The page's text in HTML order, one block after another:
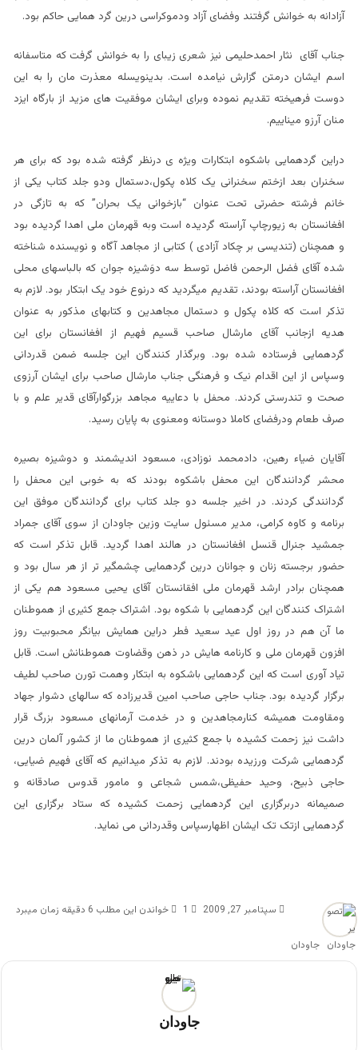
آزادانه به خوانش گرفتند وفضای آزاد ودموکراسی درین گرد همایی حاکم بود.
جناب آقای نثار احمدحلیمی نیز شعری زیبای را به خوانش گرفت که متاسفانه
اسم ایشان درمتن گزارش نیامده است. بدینویسله معذرت مان را به این
دوست فرهیخته تقدیم نموده وبرای ایشان موفقیت های مزید از بارگاه ایزد
منان آرزو میناییم.
دراین گردهمایی باشکوه ابتکارات ویژه ی درنظر گرفته شده بود که برای هر
سخنران بعد ازختم سخنرانی یک کلاه پکول،دستمال ودو جلد کتاب یکی از
خانم فرشته حضرتی تحت عنوان “بازخوانی یک بحران” که به تازگی در
افغانستان به زیورچاپ آراسته گردیده است وبه قهرمان ملی اهدا گردیده بود
و همچنان (تندیسی بر چکاد آزادی ) کتابی از مجاهد آگاه و نویسنده شناخته
شده آقای فضل الرحمن فاضل توسط سه دوَشیزه جوان که بالباسهای محلی
افغانستان آراسته بودند، تقدیم میگردید که درنوع خود یک ابتکار بود. لازم به
تذکر است که کلاه پکول و دستمال مجاهدین و کتابهای مذکور به عنوان
هدیه ازجانب آقای مارشال صاحب قسیم فهیم از افغانستان برای این
گردهمایی فرستاده شده بود. وبرگذار کنندگان این جلسه ضمن قدردانی
وسپاس از این اقدام نیک و فرهنگی جناب مارشال صاحب برای ایشان آرزوی
صحت و تندرستی کردند. محفل با دعاییه مجاهد بزرگوارآقای قدیر علم و با
صرف طعام ودرفضای کاملا دوستانه ومعنوی به پایان رسید.
آقایان ضیاء رهین، دادمحمد نوزادی، مسعود اندیشمند و دوشیزه بصیره
محشر گردانندگان این محفل باشکوه بودند که به خوبی این محفل را
گردانندگی کردند. در اخیر جلسه دو جلد کتاب برای گردانندگان موفق این
برنامه و کاوه کرامی، مدیر مسئول سایت وزین جاودان از سوی آقای جمراد
جمشید جنرال قنسل افغانستان در هالند اهدا گردید. قابل تذکر است که
حضور برجسته زنان و جوانان درین گردهمایی چشمگیر تر از هر سال بود و
همچنان برادر ارشد قهرمان ملی افقانستان آقای یحیی مسعود هم یکی از
اشتراک کنندگان این گردهمایی با شکوه بود. اشتراک جمع کثیری از هموطنان
ما آن هم در روز اول عید سعید فطر دراین همایش بیانگر محبوبیت روز
افزون قهرمان ملی و کارنامه هایش در ذهن وقضاوت هموطنانش است. قابل
تیاد آوری است که این گردهمایی باشکوه به ابتکار وهمت تورن صاحب لطیف
برگزار گردیده بود. جناب حاجی صاحب امین قدیرزاده که سالهای دشوار جهاد
ومقاومت همیشه کنارمجاهدین و در خدمت آرمانهای مسعود بزرگ قرار
داشت نیز زحمت کشیده با جمع کثیری از هموطنان ما از کشور آلمان درین
گردهمایی شرکت ورزیده بودند. لازم به تذکر میدانیم که آقای فهیم ضیایی،
حاجی ذبیح، وحید حفیظی،شمس شجاعی و مامور قدوس صادقانه و
صمیمانه دربرگزاری این گردهمایی زحمت کشیده که ستاد برگزاری این
گردهمایی ازتک تک ایشان اظهارسپاس وقدردانی می نماید.
جاودان
سپتامبر 27, 2009 1 خواندن این مطلب 6 دقیقه زمان میبرد
جاودان